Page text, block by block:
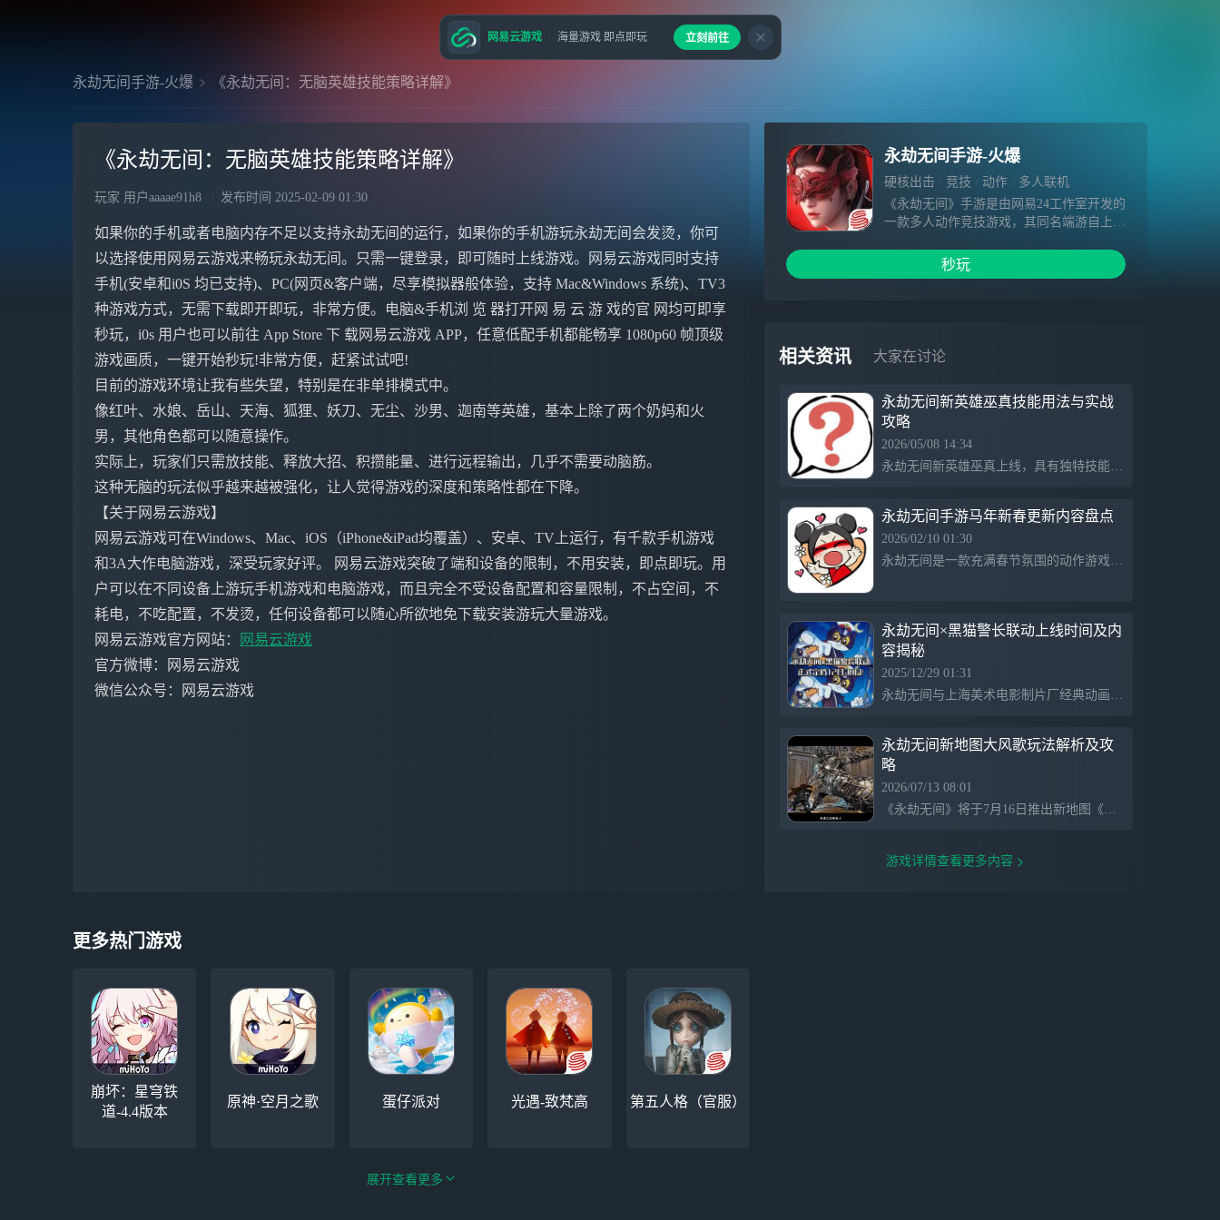
永劫无间手游-火爆 《永劫无间：无脑英雄技能策略详解》
《永劫无间：无脑英雄技能策略详解》
玩家 用户aaaae91h8 发布时间 2025-02-09 01:30
如果你的手机或者电脑内存不足以支持永劫无间的运行，如果你的手机游玩永劫无间会发烫，你可
以选择使用网易云游戏来畅玩永劫无间。只需一键登录，即可随时上线游戏。网易云游戏同时支持
手机(安卓和i0S 均已支持)、PC(网页&客户端，尽享模拟器般体验，支持 Mac&Windows 系统)、TV3
种游戏方式，无需下载即开即玩，非常方便。电脑&手机浏 览 器打开网 易 云 游 戏的官 网均可即享
秒玩，i0s 用户也可以前往 App Store 下 载网易云游戏 APP，任意低配手机都能畅享 1080p60 帧顶级
游戏画质，一键开始秒玩!非常方便，赶紧试试吧!
目前的游戏环境让我有些失望，特别是在非单排模式中。
像红叶、水娘、岳山、天海、狐狸、妖刀、无尘、沙男、迦南等英雄，基本上除了两个奶妈和火
男，其他角色都可以随意操作。
实际上，玩家们只需放技能、释放大招、积攒能量、进行远程输出，几乎不需要动脑筋。
这种无脑的玩法似乎越来越被强化，让人觉得游戏的深度和策略性都在下降。
【关于网易云游戏】
网易云游戏可在Windows、Mac、iOS（iPhone&iPad均覆盖）、安卓、TV上运行，有千款手机游戏
和3A大作电脑游戏，深受玩家好评。 网易云游戏突破了端和设备的限制，不用安装，即点即玩。用
户可以在不同设备上游玩手机游戏和电脑游戏，而且完全不受设备配置和容量限制，不占空间，不
耗电，不吃配置，不发烫，任何设备都可以随心所欲地免下载安装游玩大量游戏。
网易云游戏官方网站：
网易云游戏
官方微博：网易云游戏
微信公众号：网易云游戏
永劫无间手游-火爆
硬核出击 竞技 动作
多人联机
《永劫无间》手游是由网易24工作室开发的
一款多人动作竞技游戏，其同名端游自上线
次荣获Steam、PlayStaion、Epic等平台销量
大奖。作为24工作室旗下独立团队倾力打造
的东方世界，同时也专为手游玩家开发了创
新性的操作方式和便捷功能。经过首测的检
性能，希望在上线时为玩家带来端游级的游
戏品质。即刻预约《永劫无间》手游，来这
里舞利刃端火枪，化身大佛金刚，在40人的
生存竞技战场上，书写独属于你的武学宗师
传奇！【游戏特色】1、利刃枪火交锋 成为
战远程冷热兵器任君挑选！在瞬息万变的40
人战场中活到最后，畅享高自由度的无拘战
动操作专利，一键打出丝滑连招！振刀、蓄
英豪 外观随心定制选取风格各异的英雄，
定制独特的外观风格，加上超自由的智能捏
脸系统，打造专属于你的绝活英雄！4、独
创飞索系统 世界任你触达利用飞索，翻飞
于树林与屋瓴之间；埋伏檐上，给路过的敌
首选整体对局加速，战斗更频繁！四人小队
协作，减小单人压力，摸鱼也能痛快玩！更
多新玩法，即将到来！
秒玩
相关资讯 大家在讨论
永劫无间新英雄巫真技能用法与实战
攻略
2026/05/08 14:34
永劫无间新英雄巫真上线，具有独特技能“灵羽”和“高维捕猎者”。“灵羽”可以召唤灵鸟弹开敌人并进行二次攻击，适合保留主动权；“高维捕猎者”则能抓取敌人并进行处决，无法被反击。掌握这些技巧将帮助玩家在排位中成为强大的射手，让你在聚窟洲中脱颖而出。
永劫无间手游马年新春更新内容盘点
2026/02/10 01:30
永劫无间是一款充满春节氛围的动作游戏，推出新英雄方诺及暗域狂潮玩法，进行平衡性调整和英雄优化，持续丰富内容如元宵盲盒及英雄联动，强调玩家反馈和策略调整，旨在提升游戏体验。
永劫无间×黑猫警长联动上线时间及内
容揭秘
2025/12/29 01:31
永劫无间与上海美术电影制片厂经典动画黑猫警长进行联动，于2025年12月30日上线，推出丰富的角色外观和特效，包括警长制服和手枪等，强化国产动画文化元素，增强玩家期待。
永劫无间新地图大风歌玩法解析及攻
略
2026/07/13 08:01
《永劫无间》将于7月16日推出新地图《大风歌·上篇》，以大汉王朝为主题，特色的岩溶溶洞地貌分为表里两界，主打合作与对抗，并增加四项任务。新玩法“仗剑除恶”让玩家与刘邦合作挑战boss，获胜后可获得丰厚奖励。此外，全新“镇心柱”机制提供特别撤离路径，需击败特定敌人解锁。
游戏详情查看更多内容
更多热门游戏
崩坏：星穹铁
道-4.4版本
原神·空月之歌 蛋仔派对 光遇-致梵高 第五人格（官服）
展开查看更多
网易云游戏 海量游戏 即点即玩 立刻前往